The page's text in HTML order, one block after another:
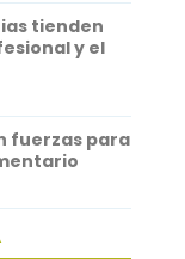
tienden
y el
fuerzas para